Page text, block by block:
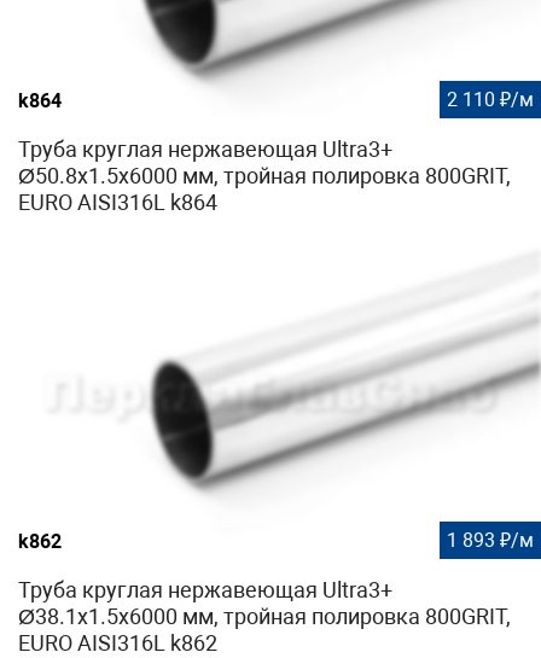
k864 2 110 ₽/м
Труба круглая нержавеющая Ultra3+
Ø50.8х1.5х6000 мм, тройная полировка 800GRIT,
EURO AISI316L k864
k862 1 893 ₽/м
Труба круглая нержавеющая Ultra3+
Ø38.1х1.5х6000 мм, тройная полировка 800GRIT,
EURO AISI316L k862